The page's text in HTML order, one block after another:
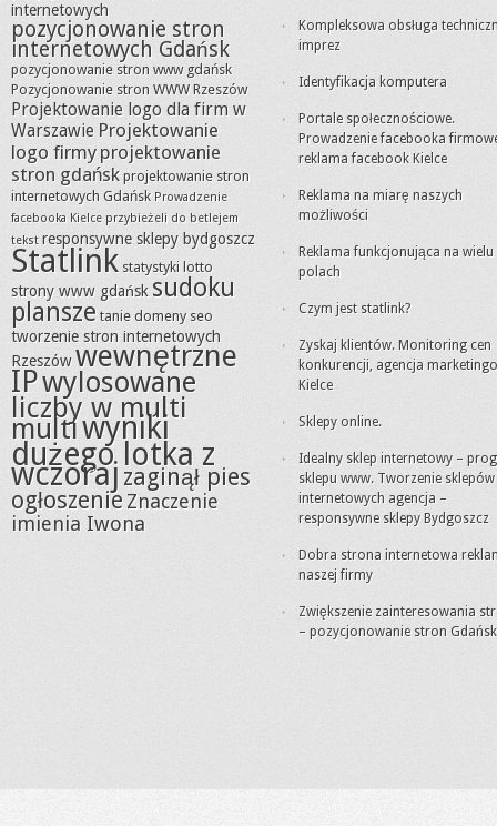
internetowych
pozycjonowanie stron
internetowych Gdańsk
pozycjonowanie stron www gdańsk
Pozycjonowanie stron WWW Rzeszów
Projektowanie logo dla firm w
Warszawie Projektowanie
logo firmy projektowanie
stron gdańsk projektowanie stron
internetowych Gdańsk Prowadzenie
facebooka Kielce przybieżeli do betlejem
tekst responsywne sklepy bydgoszcz
Statlink statystyki lotto
strony www gdańsk sudoku
plansze tanie domeny seo
tworzenie stron internetowych
Rzeszówwewnętrzne
IPwylosowane
liczby w multi
multiwyniki
dużego lotka z
wczoraj zaginął pies
ogłoszenieZnaczenie
imienia Iwona
Kompleksowa obsługa
imprez
Identyfikacja komputera
Portale społecznościowe.
Prowadzenie facebooka
reklama facebook Kielce
Reklama na miarę naszych
możliwości
Reklama funkcjonująca na wielu
polach
Czym jest statlink?
Zyskaj klientów. Monitoring cen
konkurencji, agencja
Kielce
Sklepy online.
Idealny sklep internetowy –
sklepu www. Tworzenie sklepów
internetowych agencja –
responsywne sklepy Bydgoszcz
Dobra strona internetowa
naszej firmy
Zwiększenie zainteresowania
– pozycjonowanie stron Gdańsk